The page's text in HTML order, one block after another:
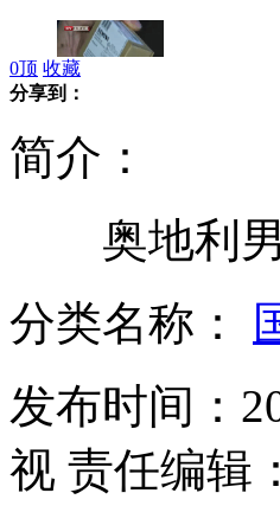
豪华水泥管酒店最贵47美
当当网启用临时"安全模式"
0顶 收藏
分享到：
简介：
奥地利男
分类名称：
发布时间：
视 责任编辑